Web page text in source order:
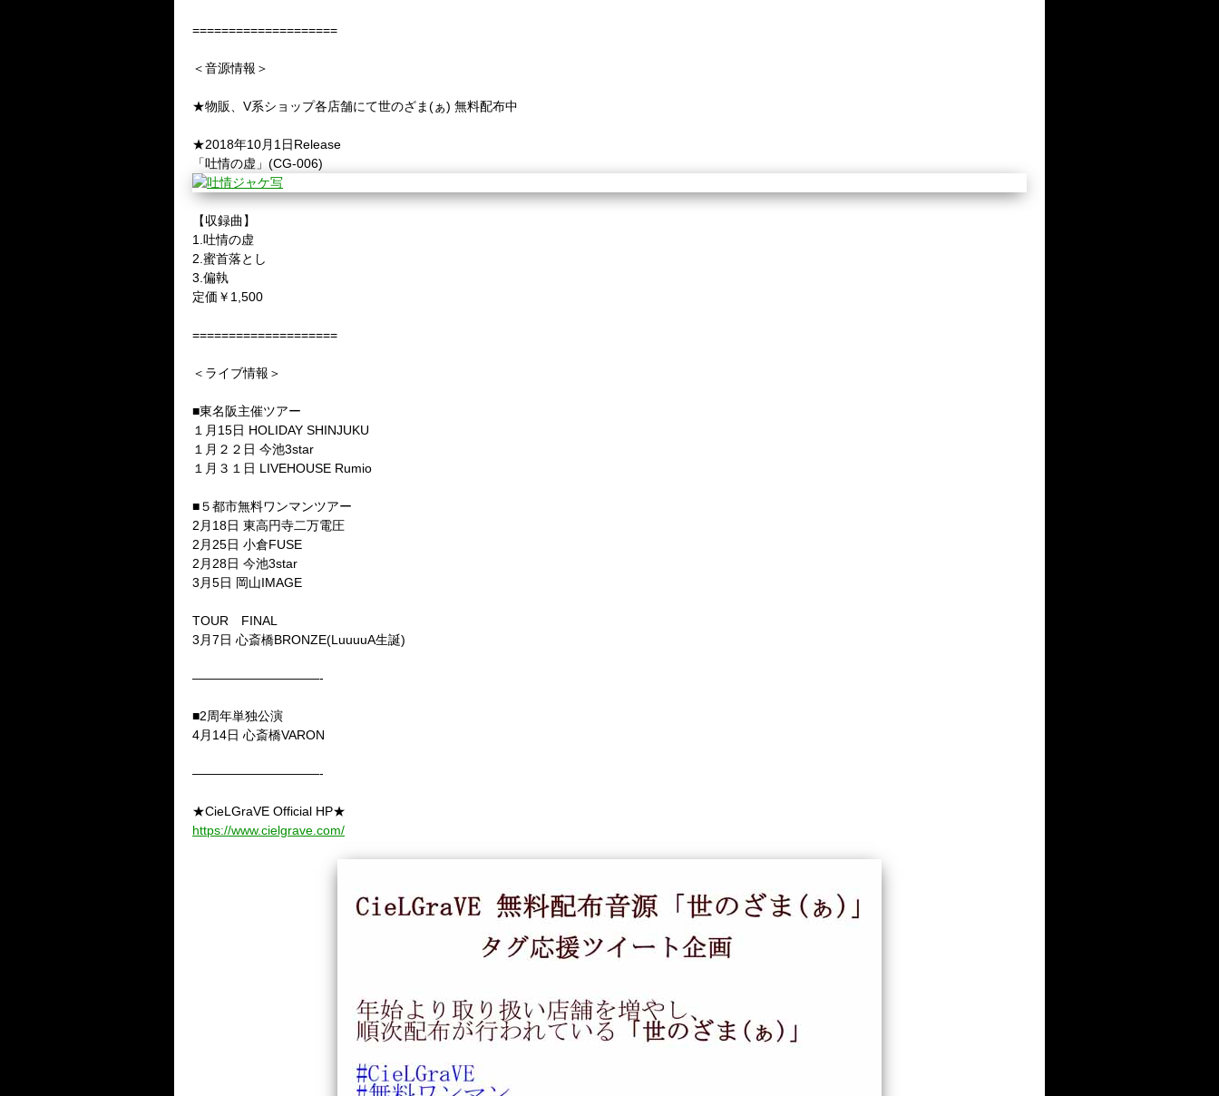
====================
＜音源情報＞
★物販、V系ショップ各店舗にて世のざま(ぁ) 無料配布中
★2018年10月1日Release
「吐情の虚」(CG-006)
【収録曲】
1.吐情の虚
2.蜜首落とし
3.偏執
定価￥1,500
====================
＜ライブ情報＞
■東名阪主催ツアー
１月15日 HOLIDAY SHINJUKU
１月２２日 今池3star
１月３１日 LIVEHOUSE Rumio
■５都市無料ワンマンツアー
2月18日 東高円寺二万電圧
2月25日 小倉FUSE
2月28日 今池3star
3月5日 岡山IMAGE
TOUR FINAL
3月7日 心斎橋BRONZE(LuuuuA生誕)
——————————-
■2周年単独公演
4月14日 心斎橋VARON
——————————-
★CieLGraVE Official HP★
https://www.cielgrave.com/